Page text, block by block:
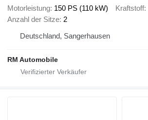
Motorleistung 150 PS (110 kW) Kraftstoff
Anzahl der Sitze 2
Deutschland, Sangerhausen
RM Automobile